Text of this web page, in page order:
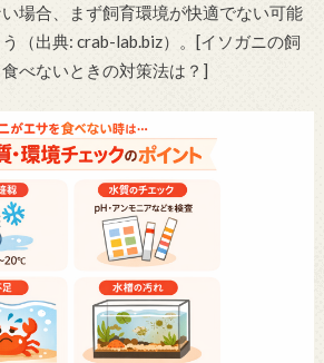
場合、まず飼育環境が快適でない可能
（出典: crab-lab.biz）。[イソガニの飼
べないときの対策法は？]